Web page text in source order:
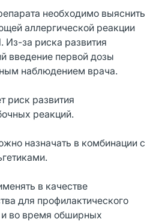
необходимо выяснить
аллергической реакции
за риска развития
введение первой дозы
наблюдением врача.
риск развития
реакций.
назначать в комбинации с
в качестве
для профилактического
и во время обширных